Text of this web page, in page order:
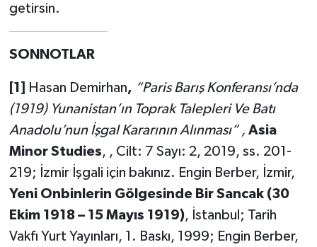
getirsin.
SONNOTLAR
[1] Hasan Demirhan, “Paris Barış Konferansı’nda
(1919) Yunanistan’ın Toprak Talepleri Ve Batı
Anadolu’nun İşgal Kararının Alınması” , Asia
Minor Studies, , Cilt: 7 Sayı: 2, 2019, ss. 201-
219; İzmir İşgali için bakınız. Engin Berber, İzmir,
Yeni Onbinlerin Gölgesinde Bir Sancak (30
Ekim 1918 – 15 Mayıs 1919), İstanbul; Tarih
Vakfı Yurt Yayınları, 1. Baskı, 1999; Engin Berber,